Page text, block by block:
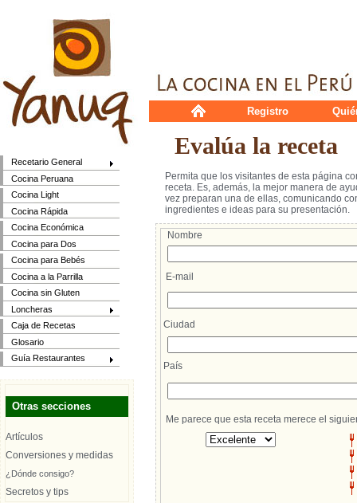
Recetario General
Cocina Peruana
Cocina Light
Cocina Rápida
Cocina Económica
Cocina para Dos
Cocina para Bebés
Cocina a la Parrilla
Cocina sin Gluten
Loncheras
Caja de Recetas
Glosario
Guía Restaurantes
Otras secciones
Artículos
Conversiones y medidas
¿Dónde consigo?
Secretos y tips
Registro
Evalúa la receta
Permita que los visitantes de esta página
receta. Es, además, la mejor manera de
vez preparan una de ellas, comunicando
ingredientes e ideas para su presentación.
Nombre
E-mail
Ciudad
País
Me parece que esta receta merece el